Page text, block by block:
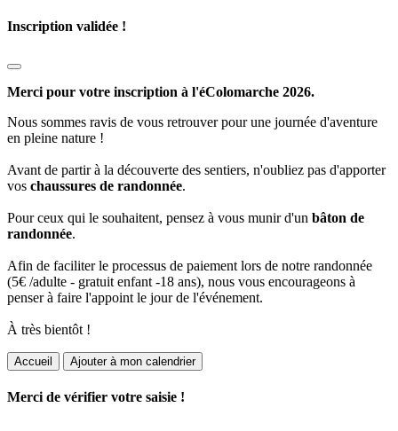
Inscription validée !
Merci pour votre inscription à l'éColomarche 2026.
Nous sommes ravis de vous retrouver pour une journée d'aventure
en pleine nature !
Avant de partir à la découverte des sentiers, n'oubliez pas d'apporter
vos chaussures de randonnée.
Pour ceux qui le souhaitent, pensez à vous munir d'un bâton de
randonnée.
Afin de faciliter le processus de paiement lors de notre randonnée
(5€ /adulte - gratuit enfant -18 ans), nous vous encourageons à
penser à faire l'appoint le jour de l'événement.
À très bientôt !
Accueil Ajouter à mon calendrier
Merci de vérifier votre saisie !